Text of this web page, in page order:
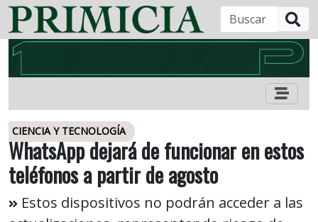
CIENCIA Y TECNOLOGÍA
WhatsApp dejará de funcionar en estos
teléfonos a partir de agosto
Estos dispositivos no podrán acceder a las